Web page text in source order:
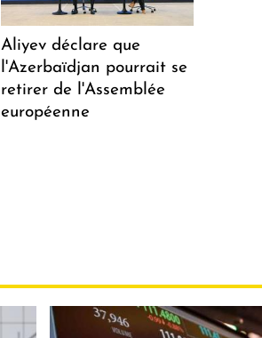
Aliyev déclare que
l'Azerbaïdjan pourrait se
retirer de l'Assemblée
européenne